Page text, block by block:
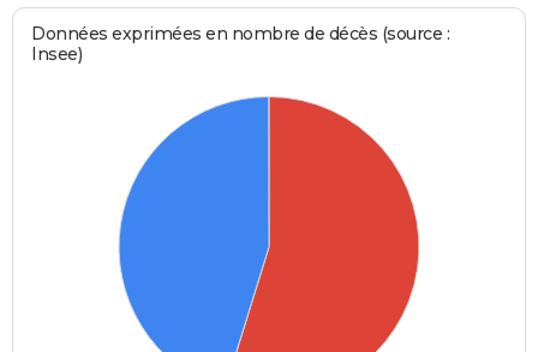
Données exprimées en nombre de décès (source :
Insee)